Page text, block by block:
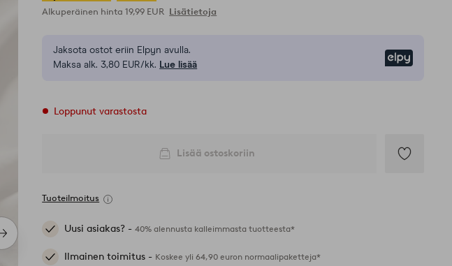
Seuraava
tuote
Alkuperäinen hinta19,99 EUR Lisätietoja
Jaksota ostot eriin Elpyn avulla.
Maksa alk. 3,80 EUR/kk. Lue lisää
Loppunut varastosta
Lisää ostoskoriin
Tuoteilmoitus
Uusi asiakas? -40% alennusta kalleimmasta tuotteesta*
Ilmainen toimitus - Koskee yli 64,90 euron normaalipaketteja*